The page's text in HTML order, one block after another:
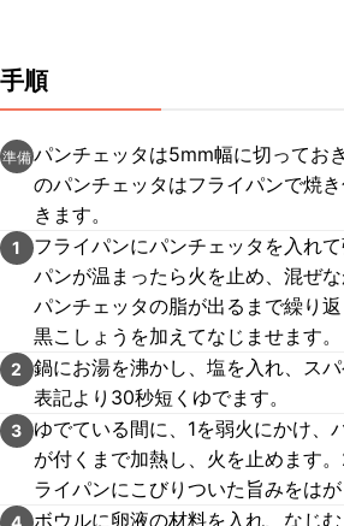
手順
準備パンチェッタは5mm幅に切ってお
のパンチェッタはフライパンで焼
きます。
1
フライパンにパンチェッタを入れ
パンが温まったら火を止め、混ぜな
パンチェッタの脂が出るまで繰り
黒こしょうを加えてなじませます。
2
鍋にお湯を沸かし、塩を入れ、ス
表記より30秒短くゆでます。
3
ゆでている間に、1を弱火にかけ、
が付くまで加熱し、火を止めます
ライパンにこびりついた旨みをはが
4 ボウルに卵液の材料を入れ、なじ